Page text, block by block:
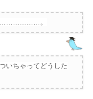
………………。
いちゃってどうした